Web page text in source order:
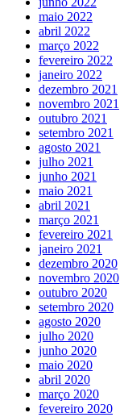
maio 2022
abril 2022
março 2022
fevereiro 2022
janeiro 2022
dezembro 2021
novembro 2021
outubro 2021
setembro 2021
agosto 2021
julho 2021
junho 2021
maio 2021
abril 2021
março 2021
fevereiro 2021
janeiro 2021
dezembro 2020
novembro 2020
outubro 2020
setembro 2020
agosto 2020
julho 2020
junho 2020
maio 2020
abril 2020
março 2020
fevereiro 2020